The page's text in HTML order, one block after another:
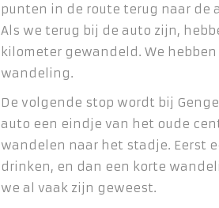
punten in de route terug naar de
Als we terug bij de auto zijn,
kilometer gewandeld. We
wandeling.
De volgende stop wordt bij
auto een eindje van het oude
wandelen naar het stadje. Eerst
drinken, en dan een korte
we al vaak zijn geweest.